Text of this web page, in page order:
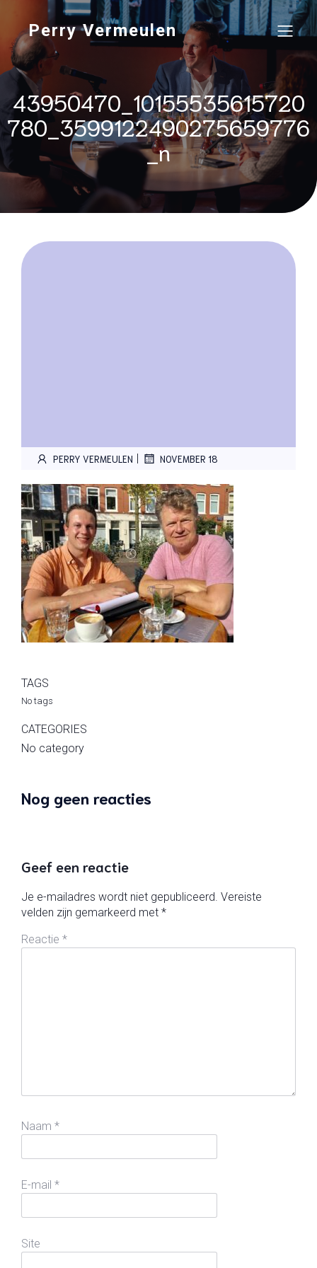
Perry Vermeulen
43950470_10155535615720
780_3599122490275659776
_n
PERRY VERMEULEN | NOVEMBER 18
TAGS
No tags
CATEGORIES
No category
Nog geen reacties
Geef een reactie
Je e-mailadres wordt niet gepubliceerd. Vereiste
velden zijn gemarkeerd met *
Reactie *
Naam *
E-mail *
Site